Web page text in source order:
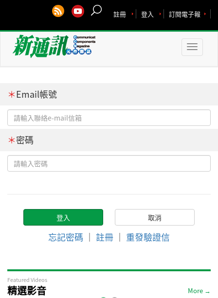
訂閱電子報
登入
註冊
Toggle
＊Email帳號
＊密碼
忘記密碼 ｜ 註冊 ｜ 重發驗證信
Featured Videos
精選影音 More →